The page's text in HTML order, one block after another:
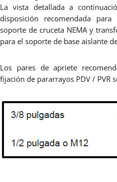
La vista detallada a
disposición recomendada
soporte de cruceta NEMA y
para el soporte de base aislante
Los pares de apriete
fijación de pararrayos PDV / PVR